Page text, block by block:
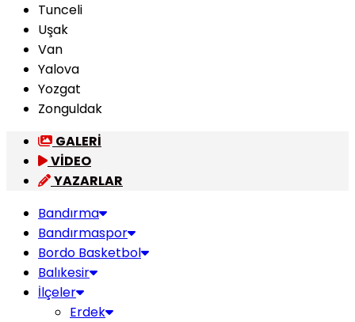
Tunceli
Uşak
Van
Yalova
Yozgat
Zonguldak
GALERİ
VİDEO
YAZARLAR
Bandırma
Bandırmaspor
Bordo Basketbol
Balıkesir
İlçeler
Erdek